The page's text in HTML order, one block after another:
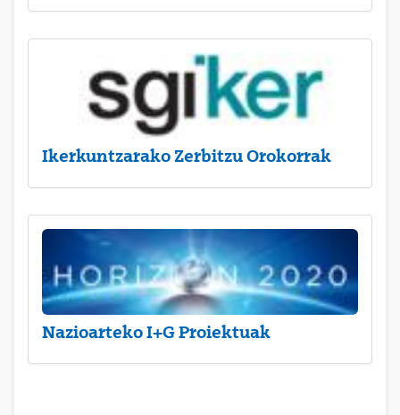
Ikerkuntzarako Zerbitzu Orokorrak
Nazioarteko I+G Proiektuak